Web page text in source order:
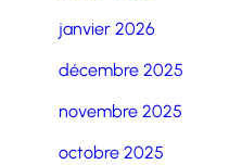
janvier 2026
décembre 2025
novembre 2025
octobre 2025